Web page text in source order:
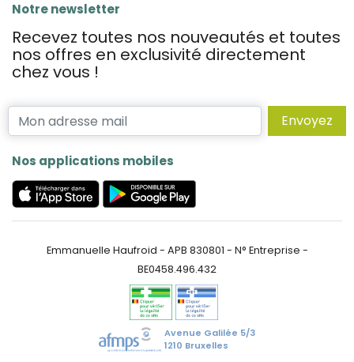
Notre newsletter
Recevez toutes nos nouveautés et toutes
nos offres en exclusivité directement
chez vous !
Envoyez
Nos applications mobiles
Emmanuelle Haufroid - APB 830801 - N° Entreprise -
BE0458.496.432
Avenue Galilée 5/3
1210 Bruxelles